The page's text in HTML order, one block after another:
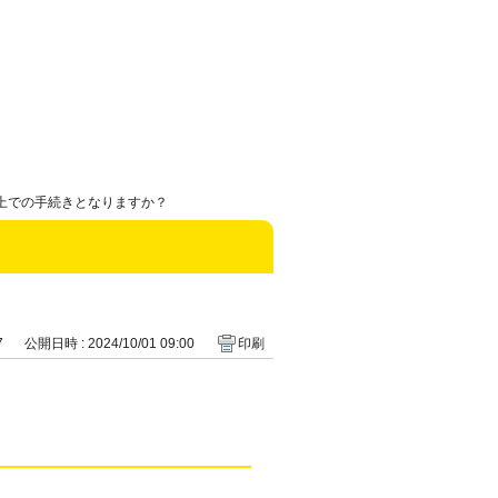
の手続きとなりますか？
公開日時 : 2024/10/01 09:00 印刷